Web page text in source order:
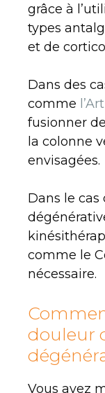
grâce à
types
et de
Dans des
comme
fusionner
la colonne
envisagées.
Dans le cas
comme le
nécessaire.
douleur
Vous avez